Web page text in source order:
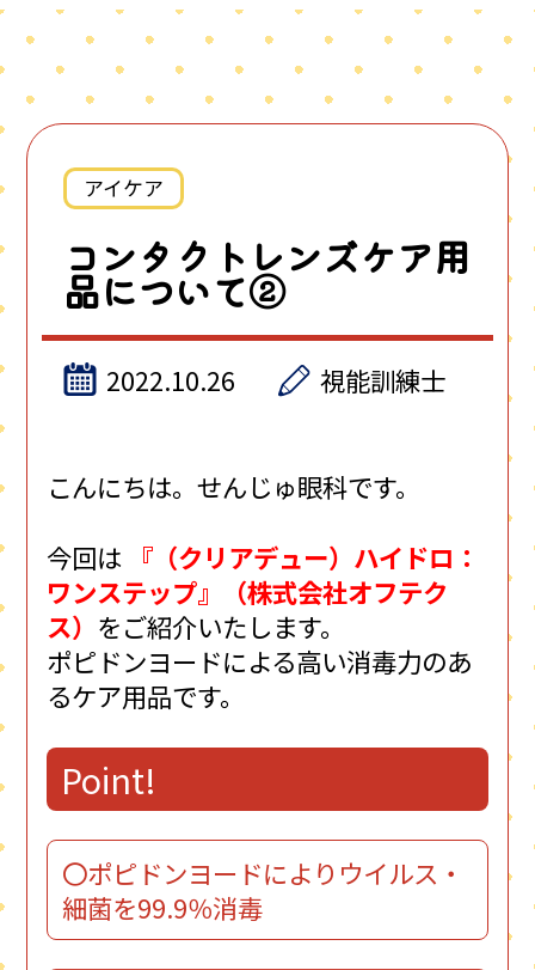
アイケア
コンタクトレンズケア用
品について②
2022.10.26 視能訓練士
こんにちは。せんじゅ眼科です。
今回は
『（クリアデュー）ハイドロ：
ワンステップ』（株式会社オフテク
ス） をご紹介いたします。
ポピドンヨードによる高い消毒力のあ
るケア用品です。
Point!
〇ポピドンヨードによりウイルス・
細菌を99.9％消毒